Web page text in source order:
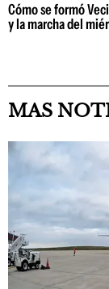
Cómo se formó
y la marcha del
MAS